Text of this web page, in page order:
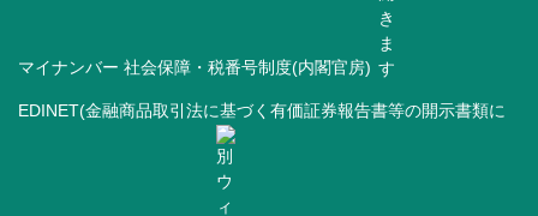
マイナンバー 社会保障・税番号制度(内閣官房)
EDINET(金融商品取引法に基づく有価証券報告書等の開示書類に